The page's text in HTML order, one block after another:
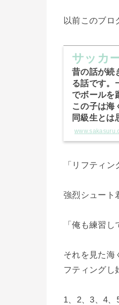
以前このブロ
サッカ
昔の話が続
る話です。
でボールを
この子は海
同級生とは
「リフティ
強烈シュート
「俺も練習
それを見た海
フティングし
1、2、3、4、